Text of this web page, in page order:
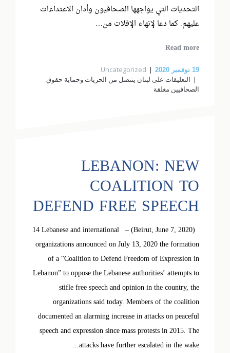
التحديات التي يواجهها الصحافيون وأدان الاعتداءات
عليهم. كما دعا لإنهاء الإفلات من…
Read more
19 نوفمبر 2020
Uncategorized
التعليقات على لبنان يتنصل من الحريات وحماية حقوق
الصحافيين مغلقة
LEBANON: NEW
COALITION TO
DEFEND FREE SPEECH
(Beirut, June 7, 2020) – 14 Lebanese and international
organizations announced on July 13, 2020 the formation
of a “Coalition to Defend Freedom of Expression in
Lebanon” to oppose the Lebanese authorities’ attempts to
stifle free speech and opinion in the country, the
organizations said today. Members of the coalition
documented an alarming increase in attacks on peaceful
speech and expression since mass protests in 2015. The
attacks have further escalated in the wake…